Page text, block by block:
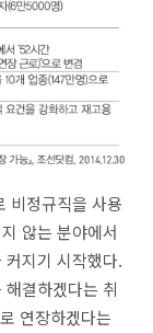
비정규직을 사용
않는 분야에서
지기 시작했다.
결하겠다는 취
연장하겠다는